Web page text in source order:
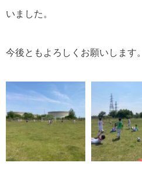
いました。
今後ともよろしくお願いします。